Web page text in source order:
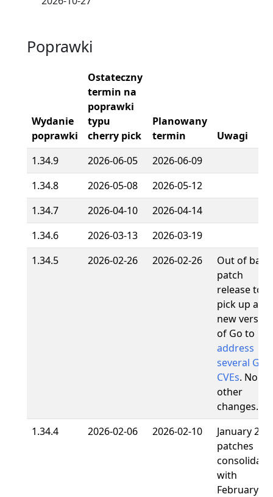
Poprawki
Wydanie
poprawki
Ostateczny
termin na
poprawki
typu
cherry pick
Planowany
termin
Uwagi
1.34.9
2026-06-05
2026-06-09
1.34.8
2026-05-08
2026-05-12
1.34.7
2026-04-10
2026-04-14
1.34.6
2026-03-13
2026-03-19
1.34.5
2026-02-26 2026-02-26
Out of band
patch
release to
pick up a
new version
of Go to
address
several Go
CVEs. No
other
changes.
1.34.4
2026-02-06 2026-02-10
January
patches
with
February